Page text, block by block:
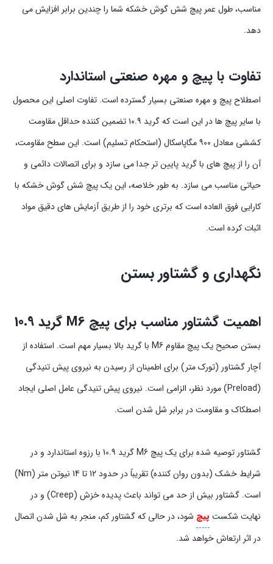
مناسب، طول عمر پیچ شش گوش خشکه شما را چندین برابر افزایش می
دهد.
تفاوت با پیچ و مهره صنعتی استاندارد
اصطلاح پیچ و مهره صنعتی بسیار گسترده است. تفاوت اصلی این محصول
با سایر پیچ ها در این است که گرید ۱۰.۹ تضمین کننده حداقل مقاومت
کششی معادل ۹۰۰ مگاپاسکال (استحکام تسلیم) است. این سطح مقاومت،
آن را از پیچ های با گرید پایین تر جدا می سازد و برای اتصالات دائمی و
حیاتی مناسب می سازد. به طور خلاصه، این یک پیچ شش گوش خشکه با
کارایی فوق العاده است که برتری خود را از طریق آزمایش های دقیق مواد
اثبات کرده است.
نگهداری و گشتاور بستن
اهمیت گشتاور مناسب برای پیچ M6 گرید 10.9
بستن صحیح یک پیچ مقاوم M6 با گرید بالا بسیار مهم است. استفاده از
آچار گشتاور (تورک متر) برای اطمینان از رسیدن به نیروی پیش تنیدگی
(Preload) مورد نظر، الزامی است. نیروی پیش تنیدگی عامل اصلی ایجاد
اصطکاک و مقاومت در برابر شل شدن است.
گشتاور توصیه شده برای یک پیچ M6 گرید 10.9 با رزوه استاندارد و در
شرایط خشک (بدون روان کننده) تقریباً در حدود 12 تا 14 نیوتن متر (Nm)
است. گشتاور بیش از حد می تواند باعث پدیده خزش (Creep) و در
نهایت شکست پیچ شود، در حالی که گشتاور کم، منجر به شل شدن اتصال
در اثر ارتعاش خواهد شد.